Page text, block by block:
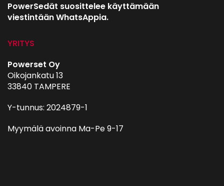
PowerSedät suosittelee käyttämään
viestintään WhatsAppia.
YRITYS
Powerset Oy
Oikojankatu 13
33840 TAMPERE
Y-tunnus: 2024879-1
Myymälä avoinna Ma-Pe 9-17